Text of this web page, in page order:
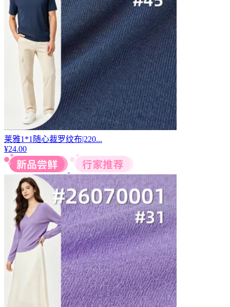
莱雅1*1随心裁罗纹布|220...
¥24.00